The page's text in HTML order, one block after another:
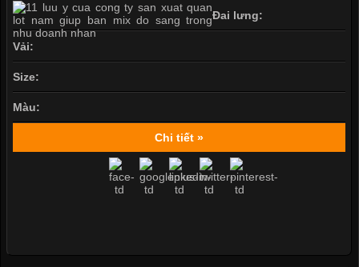
Đai lưng:
Vải:
Size:
Màu:
Chi tiết »